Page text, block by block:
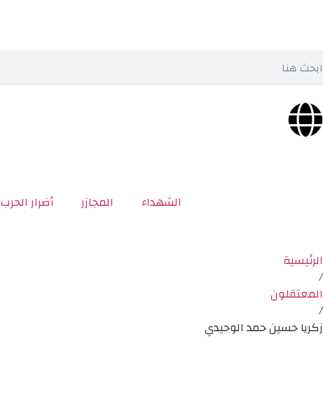
الشهداء المجازر أضرار الحرب
الرئيسية
/
المعتقلون
/
زكريا حسين حمد الوحيدي